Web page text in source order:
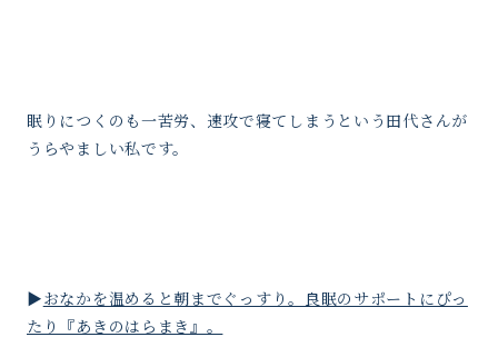
眠りにつくのも一苦労、速攻で寝てしまうという田代さんが
うらやましい私です。
▶︎おなかを温めると朝までぐっすり。良眠のサポートにぴっ
たり『あきのはらまき』。